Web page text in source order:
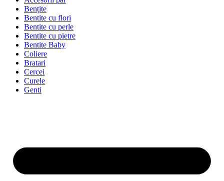
Bențite
Bentite cu flori
Bentite cu perle
Bentite cu pietre
Bentite Baby
Coliere
Bratari
Cercei
Curele
Genti